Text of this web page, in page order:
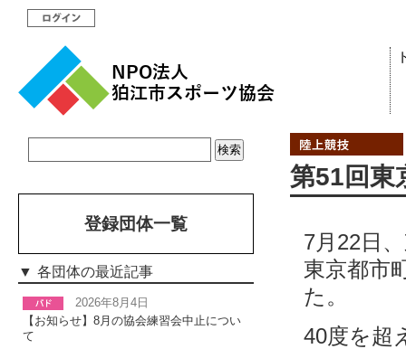
第51回東
7月22日
東京都市
た。
40度を超
登録団体一覧
各団体の最近記事
2026年8月4日
【お知らせ】8月の協会練習会中止につい
て